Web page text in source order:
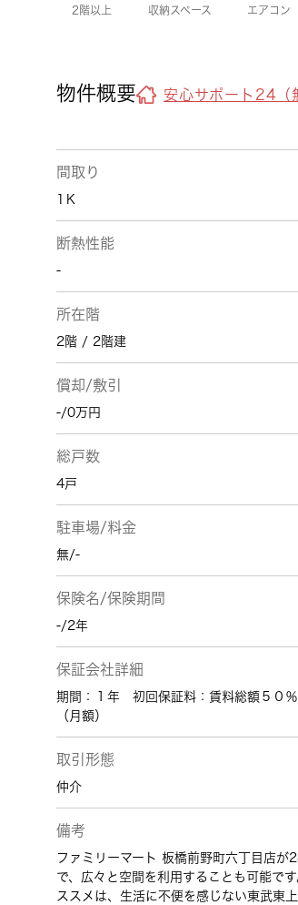
2階以上 収納スペース エアコン
物件概要 安心サポート24（
間取り
1Ｋ
断熱性能
-
所在階
2階 / 2階建
償却/敷引
-/0万円
総戸数
4戸
駐車場/料金
無/-
保険名/保険期間
-/2年
保証会社詳細
期間：１年 初回保証料：賃料総額５０
（月額）
取引形態
仲介
備考
ファミリーマート 板橋前野町六丁目店が
で、広々と空間を利用することも可能で
ススメは、生活に不便を感じない東武東